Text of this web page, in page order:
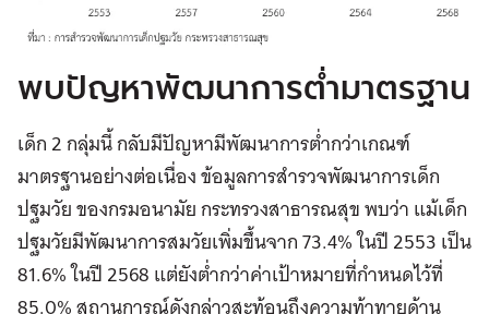
พบปัญหาพัฒนาการต่ำมาตรฐาน
เด็ก 2 กลุ่มนี้ กลับมีปัญหามีพัฒนาการต่ำกว่าเกณฑ์
มาตรฐานอย่างต่อเนื่อง ข้อมูลการสำรวจพัฒนาการเด็ก
ปฐมวัย ของกรมอนามัย กระทรวงสาธารณสุข พบว่า แม้เด็ก
ปฐมวัยมีพัฒนาการสมวัยเพิ่มขึ้นจาก 73.4% ในปี 2553 เป็น
81.6% ในปี 2568 แต่ยังต่ำกว่าค่าเป้าหมายที่กำหนดไว้ที่